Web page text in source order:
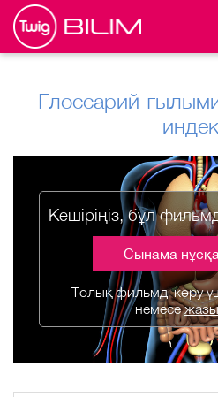
Глоссарий
Кешіріңіз, бұл
Сынама
Толық фильмді көру
немесе